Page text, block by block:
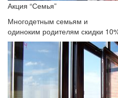
Акция “Семья”
Многодетным семьям и
одиноким родителям скидки